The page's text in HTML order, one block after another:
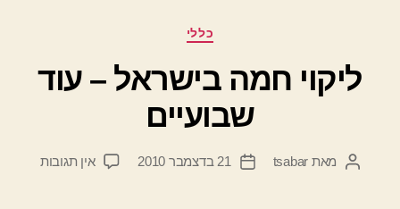
קטגוריותכללי
ליקוי חמה בישראל – עוד
שבועיים
המחבר
מאת tsabar
תאריך
21 בדצמבר 2010 אין תגובותעל